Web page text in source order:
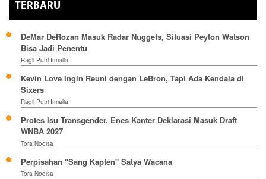
TERBARU
DeMar DeRozan Masuk Radar Nuggets, Situasi Peyton Watson
Bisa Jadi Penentu
Ragil Putri Irmalia
Kevin Love Ingin Reuni dengan LeBron, Tapi Ada Kendala di
Sixers
Ragil Putri Irmalia
Protes Isu Transgender, Enes Kanter Deklarasi Masuk Draft
WNBA 2027
Tora Nodisa
Perpisahan "Sang Kapten" Satya Wacana
Tora Nodisa